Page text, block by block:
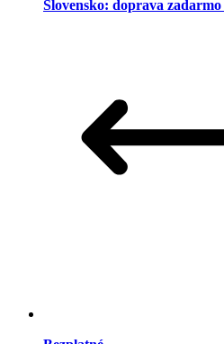
Slovensko: doprava zadarmo